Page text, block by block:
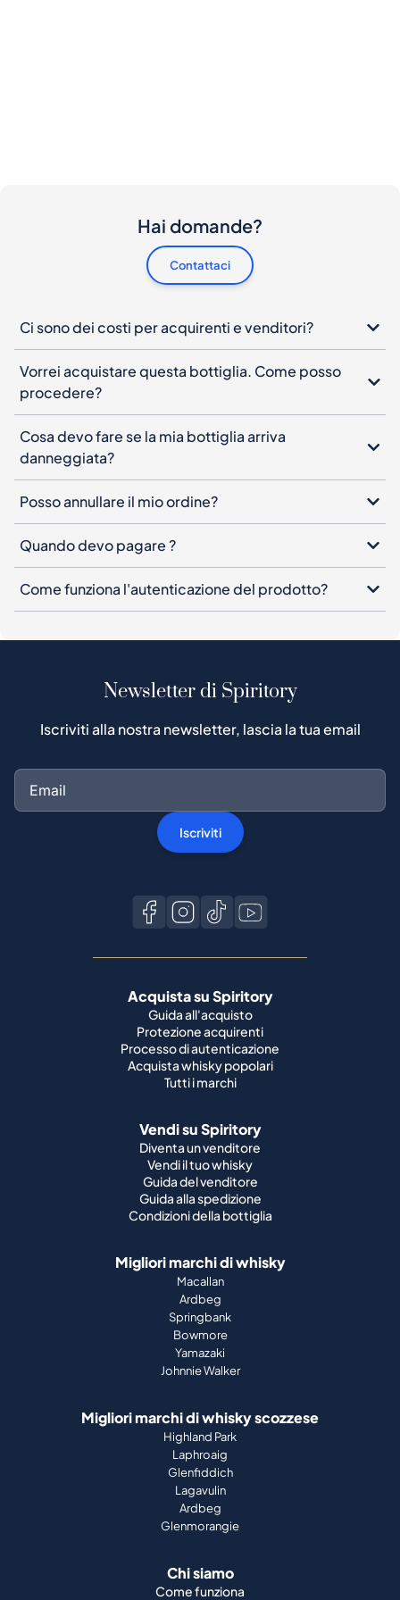
Hai domande?
Contattaci
Ci sono dei costi per acquirenti e venditori?
Vorrei acquistare questa bottiglia. Come posso
procedere?
Cosa devo fare se la mia bottiglia arriva
danneggiata?
Posso annullare il mio ordine?
Quando devo pagare ?
Come funziona l'autenticazione del prodotto?
Newsletter di Spiritory
Iscriviti alla nostra newsletter, lascia la tua email
Iscriviti
Acquista su Spiritory
Guida all'acquisto
Protezione acquirenti
Processo di autenticazione
Acquista whisky popolari
Tutti i marchi
Vendi su Spiritory
Diventa un venditore
Vendi il tuo whisky
Guida del venditore
Guida alla spedizione
Condizioni della bottiglia
Migliori marchi di whisky
Macallan
Ardbeg
Springbank
Bowmore
Yamazaki
Johnnie Walker
Migliori marchi di whisky scozzese
Highland Park
Laphroaig
Glenfiddich
Lagavulin
Ardbeg
Glenmorangie
Chi siamo
Come funziona